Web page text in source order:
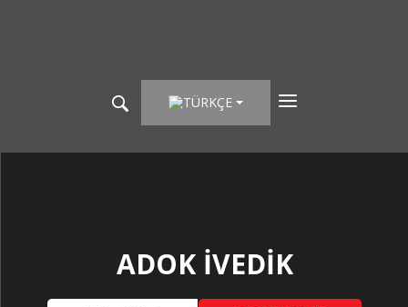
TÜRKÇE
ADOK İVEDIK